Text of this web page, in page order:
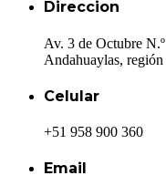
Direccion
Av. 3 de Octubre
Andahuaylas,
Celular
+51 958 900 360
Email